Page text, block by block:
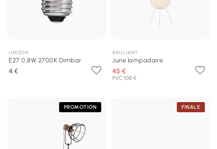
UNISON
E27 0,8W 2700K Dimbar
4 €
BRILLIANT
June lampadaire
45 €
PVC 108 €
PROMOTION FINALE